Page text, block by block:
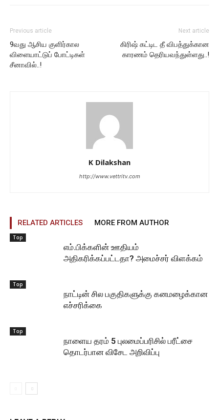
Previous article
9வது ஆசிய குளிர்கால
விளையாட்டுப் போட்டிகள்
சீனாவில்..!
Next article
கிரிஷ் கட்டிட தீ விபத்துக்கான
காரணம் தெரியவந்துள்ளது..!
K Dilakshan
http://www.vettritv.com
RELATED ARTICLES MORE FROM AUTHOR
Top
எம்.பிக்களின் ஊதியம்
அதிகரிக்கப்பட்டதா? அமைச்சர் விளக்கம்
Top
நாட்டின் சில பகுதிகளுக்கு கனமழைக்கான
எச்சரிக்கை
Top
நாளைய தரம் 5 புலமைப்பரிசில் பரீட்சை
தொடர்பான விசேட அறிவிப்பு